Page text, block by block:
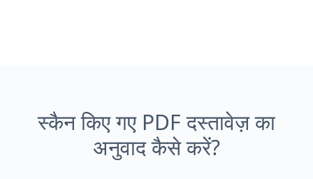
स्कैन किए गए PDF दस्तावेज़ का
अनुवाद कैसे करें?